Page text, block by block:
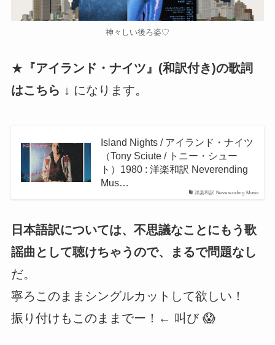
神々しい後ろ姿♡
★ 『アイランド・ナイツ』(和訳付き)の歌詞
はこちら ↓ になります。
洋楽和訳 Neverending Music
Island Nights / アイランド・ナイツ
（Tony Sciute / トニー・シュー
ト）1980 : 洋楽和訳 Neverending
Mus…
日本語訳については、不思議なことにもう歌
謡曲として聴けちゃうので、まるで問題なし
だ。
寧ろこのままシングルカットして欲しい！
振り付けもこのままでー！← 叫び 😱